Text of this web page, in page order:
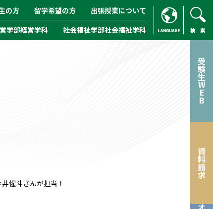
の方 留学希望の方
出張授業について
学部経営学科
社会福祉学部社会福祉学科
ENGLISH/CHINESE 検索
受験生WEB
資料請求
惺斗さんが担当！